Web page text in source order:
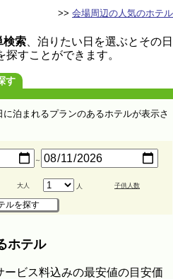
>> 会場周辺の人気のホテル
検索 、泊りたい日を選ぶとその日
探すことができます。
す
泊まれるプランのあるホテルが表示さ
～
大人 人 子供人数
ホテル
ビス料込みの最安値の目安価